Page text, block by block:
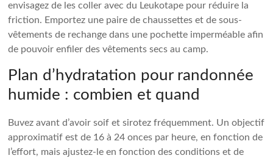
envisagez de les coller avec du Leukotape pour réduire la
friction. Emportez une paire de chaussettes et de sous-
vêtements de rechange dans une pochette imperméable afin
de pouvoir enfiler des vêtements secs au camp.
Plan d’hydratation pour randonnée
humide : combien et quand
Buvez avant d’avoir soif et sirotez fréquemment. Un objectif
approximatif est de 16 à 24 onces par heure, en fonction de
l’effort, mais ajustez-le en fonction des conditions et de